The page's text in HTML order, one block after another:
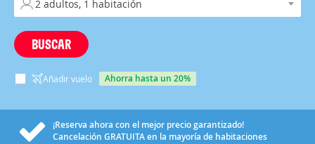
BUSCAR
Añadir vuelo ahorra hasta un 20%
¡Reserva ahora con el mejor precio garantizado!
Cancelación GRATUITAen la mayoría de habitaciones